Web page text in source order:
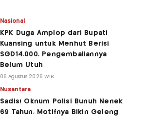
Nasional
KPK Duga Amplop dari Bupati
Kuansing untuk Menhut Berisi
SGD14.000, Pengembaliannya
Belum Utuh
06 Agustus 2026 WIB
Nusantara
Sadis! Oknum Polisi Bunuh Nenek
69 Tahun, Motifnya Bikin Geleng